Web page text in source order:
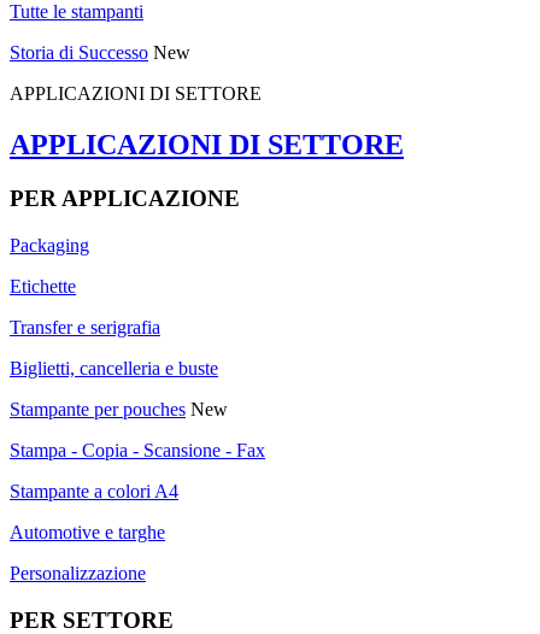
Tutte le stampanti
Storia di Successo New
APPLICAZIONI DI SETTORE
APPLICAZIONI DI SETTORE
PER APPLICAZIONE
Packaging
Etichette
Transfer e serigrafia
Biglietti, cancelleria e buste
Stampante per pouches New
Stampa - Copia - Scansione - Fax
Stampante a colori A4
Automotive e targhe
Personalizzazione
PER SETTORE